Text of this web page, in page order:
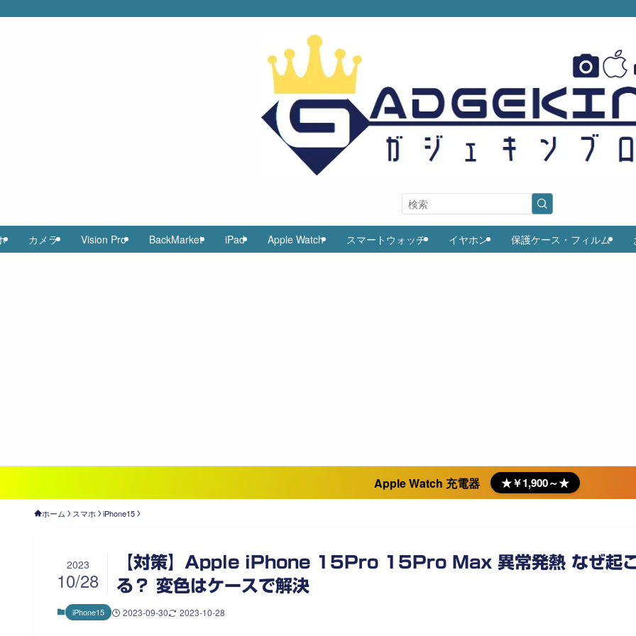
カメラ Vision Pro BackMarket iPad Apple Watch スマートウォッチ イヤホン 保護ケース・フィルム
Apple Watch 充電器 ★￥1,900～★
ホーム スマホ iPhone15
【対策】Apple iPhone 15Pro 15Pro Max 異常発熱 なぜ起
る？ 変色はケースで解決
2023
10/28
iPhone15 2023-09-30 2023-10-28